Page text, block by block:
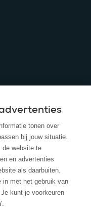
tonen over
bij jouw situatie.
de website te
en advertenties
als daarbuiten.
in met het gebruik van
kunt je voorkeuren